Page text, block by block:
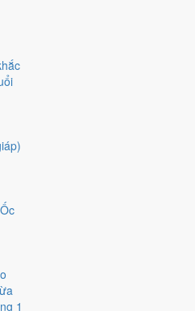
1
đủ, viên mãn nhưng dễ phát sinh
thận trọng với các quyết định lớn
việc trọng đại. Có
lý bên dưới.
hay xấu cho
cho 7 việc chính: cao nhất là
là
nhưng dễ phát sinh thừa) và gặp
việc chênh nhau như bảng dưới.